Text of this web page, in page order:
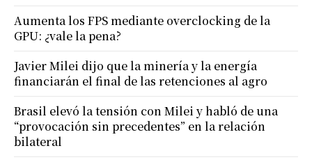
Aumenta los FPS mediante overclocking de la
GPU: ¿vale la pena?
Javier Milei dijo que la minería y la energía
financiarán el final de las retenciones al agro
Brasil elevó la tensión con Milei y habló de una
“provocación sin precedentes” en la relación
bilateral